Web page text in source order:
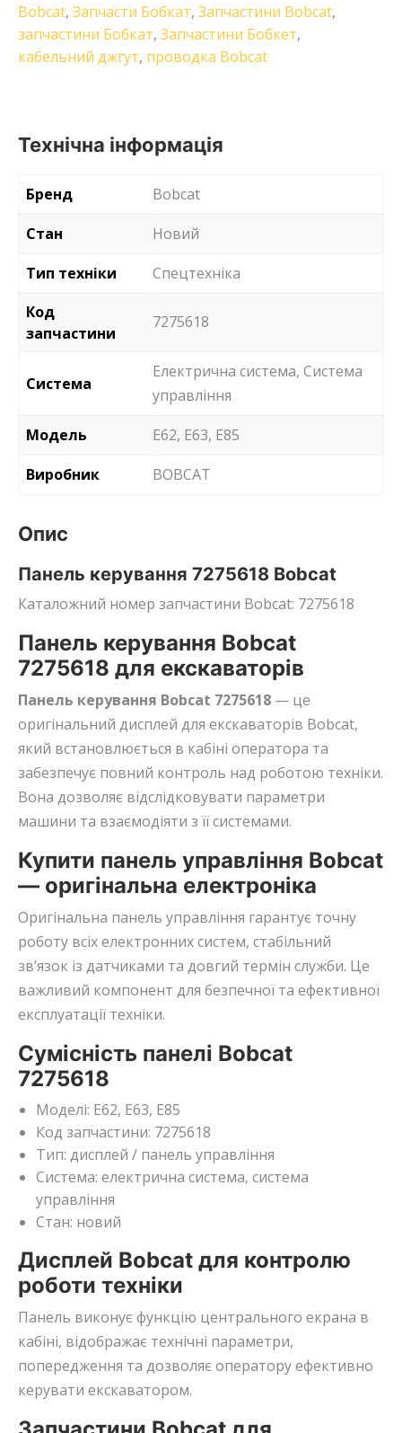
Bobcat, Запчасти Бобкат, Запчастини Bobcat,
запчастини Бобкат, Запчастини Бобкет,
кабельний джгут, проводка Bobcat
Технічна інформація
Бренд
Bobcat
Стан
Новий
Тип техніки
Спецтехніка
Код
запчастини
7275618
Система
Електрична система, Система
управління
Модель
E62, E63, E85
Виробник
BOBCAT
Опис
Панель керування 7275618 Bobcat
Каталожний номер запчастини Bobcat: 7275618
Панель керування Bobcat
7275618 для екскаваторів
Панель керування Bobcat 7275618 — це
оригінальний дисплей для екскаваторів Bobcat,
який встановлюється в кабіні оператора та
забезпечує повний контроль над роботою техніки.
Вона дозволяє відслідковувати параметри
машини та взаємодіяти з її системами.
Купити панель управління Bobcat
— оригінальна електроніка
Оригінальна панель управління гарантує точну
роботу всіх електронних систем, стабільний
зв’язок із датчиками та довгий термін служби. Це
важливий компонент для безпечної та ефективної
експлуатації техніки.
Сумісність панелі Bobcat
7275618
Моделі: E62, E63, E85
Код запчастини: 7275618
Тип: дисплей / панель управління
Система: електрична система, система
управління
Стан: новий
Дисплей Bobcat для контролю
роботи техніки
Панель виконує функцію центрального екрана в
кабіні, відображає технічні параметри,
попередження та дозволяє оператору ефективно
керувати екскаватором.